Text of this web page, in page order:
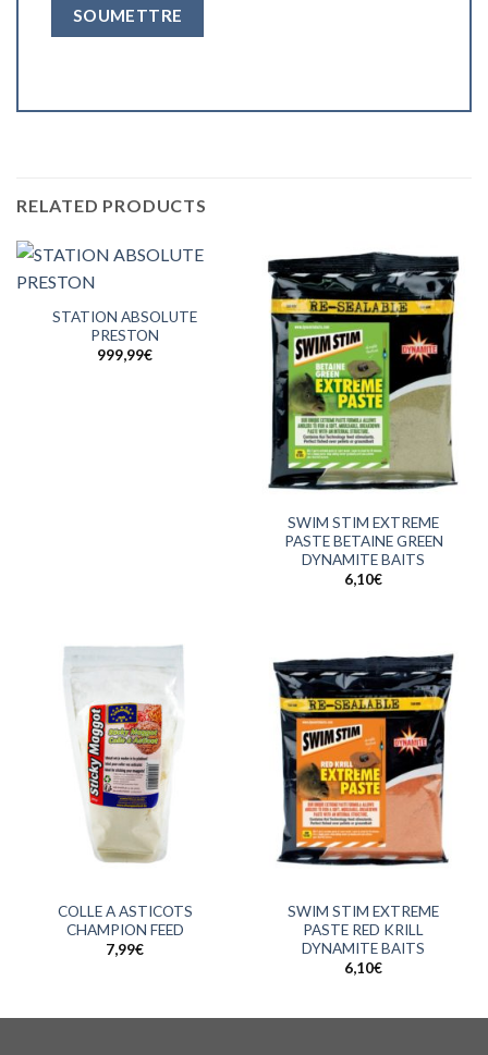
RELATED PRODUCTS
STATION ABSOLUTE
PRESTON
999,99€
SWIM STIM EXTREME
PASTE BETAINE GREEN
DYNAMITE BAITS
6,10€
COLLE A ASTICOTS
CHAMPION FEED
7,99€
SWIM STIM EXTREME
PASTE RED KRILL
DYNAMITE BAITS
6,10€